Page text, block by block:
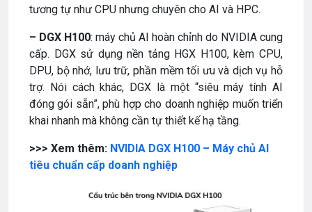
tương tự như CPU nhưng chuyên cho AI và HPC.
– DGX H100: máy chủ AI hoàn chỉnh do NVIDIA cung
cấp. DGX sử dụng nền tảng HGX H100, kèm CPU,
DPU, bộ nhớ, lưu trữ, phần mềm tối ưu và dịch vụ hỗ
trợ. Nói cách khác, DGX là một “siêu máy tính AI
đóng gói sẵn”, phù hợp cho doanh nghiệp muốn triển
khai nhanh mà không cần tự thiết kế hạ tầng.
>>> Xem thêm: NVIDIA DGX H100 – Máy chủ AI
tiêu chuẩn cấp doanh nghiệp